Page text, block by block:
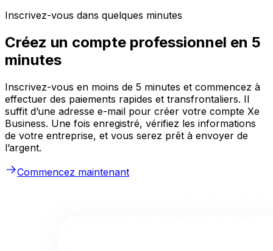
Inscrivez-vous dans quelques minutes
Créez un compte professionnel en 5
minutes
Inscrivez-vous en moins de 5 minutes et commencez à
effectuer des paiements rapides et transfrontaliers. Il
suffit d’une adresse e-mail pour créer votre compte Xe
Business. Une fois enregistré, vérifiez les informations
de votre entreprise, et vous serez prêt à envoyer de
l’argent.
Commencez maintenant